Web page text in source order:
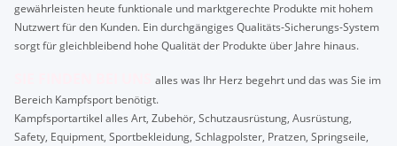
gewährleisten heute funktionale und marktgerechte Produkte mit hohem
Nutzwert für den Kunden. Ein durchgängiges Qualitäts-Sicherungs-System
sorgt für gleichbleibend hohe Qualität der Produkte über Jahre hinaus.
alles was Ihr Herz begehrt und das was Sie im
Bereich Kampfsport benötigt.
Kampfsportartikel alles Art, Zubehör, Schutzausrüstung, Ausrüstung,
Safety, Equipment, Sportbekleidung, Schlagpolster, Pratzen, Springseile,